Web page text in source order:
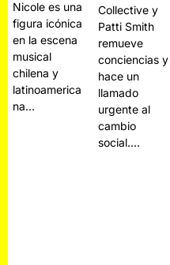
Nicole es una
figura icónica
en la escena
musical
chilena y
latinoamerica
na…
Collective y
Patti Smith
remueve
conciencias y
hace un
llamado
urgente al
cambio
social.…